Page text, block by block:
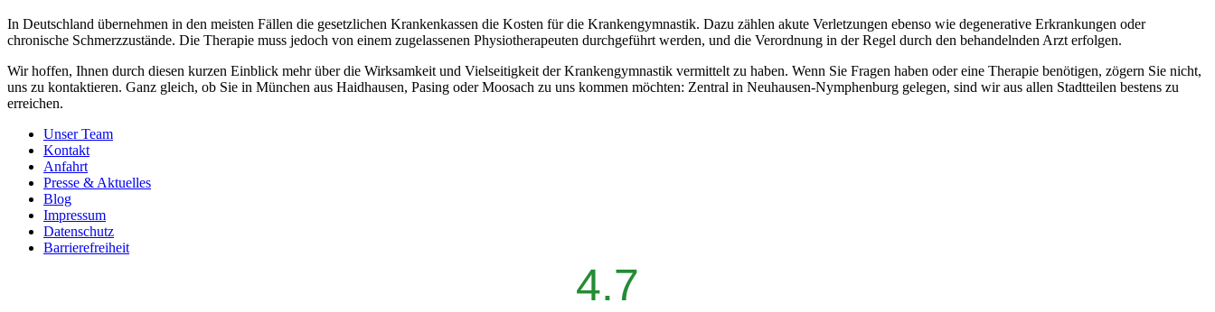
In Deutschland übernehmen in den meisten Fällen die gesetzlichen Krankenkassen die Kosten für die Krankengymnastik. Dazu zählen akute Verletzungen ebenso wie degenerative Erkrankungen oder
chronische Schmerzzustände. Die Therapie muss jedoch von einem zugelassenen Physiotherapeuten durchgeführt werden, und die Verordnung in der Regel durch den behandelnden Arzt erfolgen.
Wir hoffen, Ihnen durch diesen kurzen Einblick mehr über die Wirksamkeit und Vielseitigkeit der Krankengymnastik vermittelt zu haben. Wenn Sie Fragen haben oder eine Therapie benötigen, zögern Sie nicht,
uns zu kontaktieren. Ganz gleich, ob Sie in München aus Haidhausen, Pasing oder Moosach zu uns kommen möchten: Zentral in Neuhausen-Nymphenburg gelegen, sind wir aus allen Stadtteilen bestens zu
erreichen.
Unser Team
Kontakt
Anfahrt
Presse & Aktuelles
Blog
Impressum
Datenschutz
Barrierefreiheit
4.7